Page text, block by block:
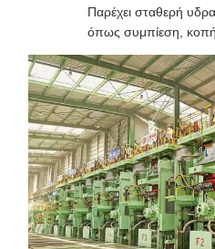
Παρέχει σταθερή
όπως συμπίεση, κοπή